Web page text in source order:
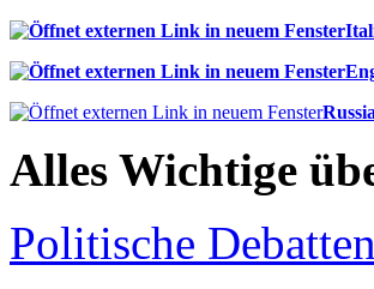
Alles Wichtige
Politische